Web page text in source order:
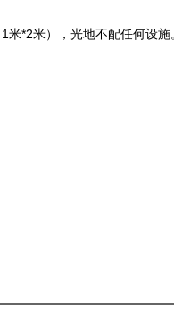
*2米），光地不配任何设